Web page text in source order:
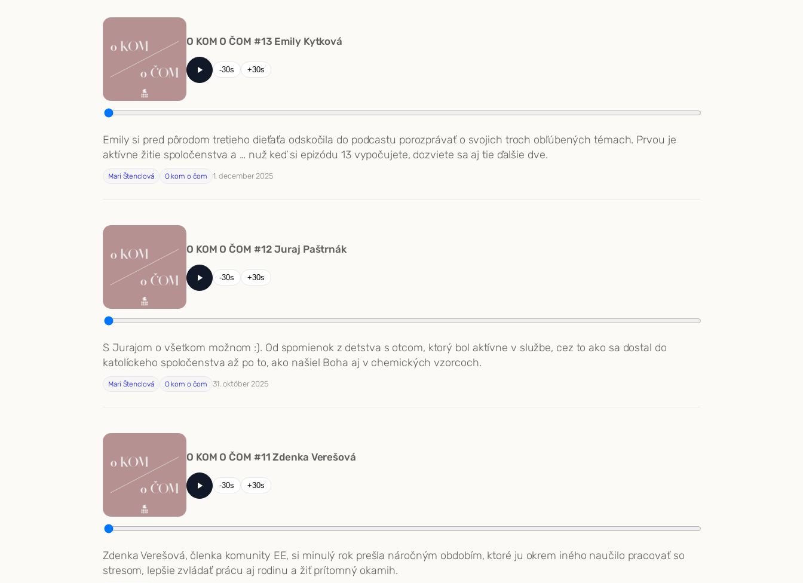
O KOM O ČOM #13 Emily Kytková
-30s +30s
Emily si pred pôrodom tretieho dieťaťa odskočila do podcastu porozprávať o svojich troch obľúbených témach. Prvou je
aktívne žitie spoločenstva a … nuž keď si epizódu 13 vypočujete, dozviete sa aj tie ďalšie dve.
Mari Štenclová O kom o čom 1. december 2025
O KOM O ČOM #12 Juraj Paštrnák
-30s +30s
S Jurajom o všetkom možnom :). Od spomienok z detstva s otcom, ktorý bol aktívne v službe, cez to ako sa dostal do
katolíckeho spoločenstva až po to, ako našiel Boha aj v chemických vzorcoch.
Mari Štenclová O kom o čom 31. október 2025
O KOM O ČOM #11 Zdenka Verešová
-30s +30s
Zdenka Verešová, členka komunity EE, si minulý rok prešla náročným obdobím, ktoré ju okrem iného naučilo pracovať so
stresom, lepšie zvládať prácu aj rodinu a žiť prítomný okamih.